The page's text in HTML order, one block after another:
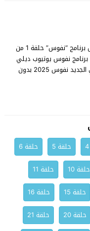
برنامج نفوس الحلقة 1 كاملة مشاهدة وتنزيل برنامج “نفوس” حلقة 1 من
حسني، شاهد الحلقة 1 من برنامج نفوس يوتيوب ديلي
موشن مجاناً، وتعرض حلقات البرنامج المصري الجديد نفوس 2025 بدون
حلقة 5
حلقة 6
حلقة 10
حلقة 11
حلقة 15
حلقة 16
حلقة 20
حلقة 21